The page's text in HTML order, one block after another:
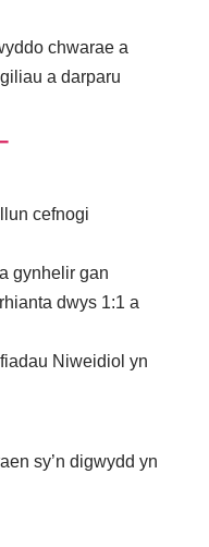
chwarae a
a darparu
cefnogi
gynhelir gan
dwys 1:1 a
Niweidiol yn
sy’n digwydd yn